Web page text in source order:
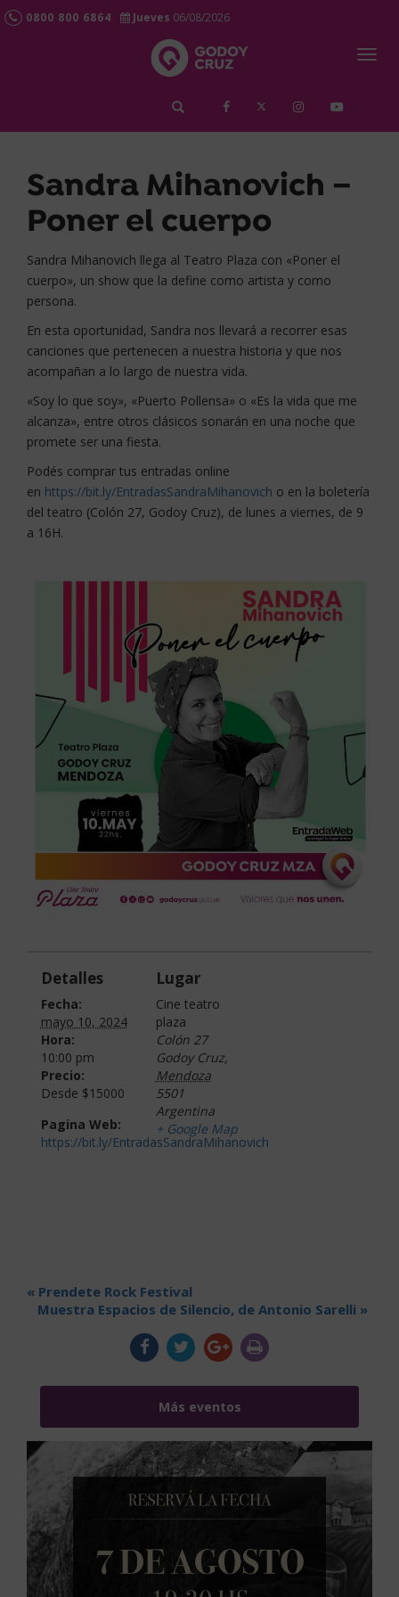
0800 800 6864 Jueves 06/08/2026
Sandra Mihanovich –
Poner el cuerpo
Sandra Mihanovich llega al Teatro Plaza con «Poner el
cuerpo», un show que la define como artista y como
persona.
En esta oportunidad, Sandra nos llevará a recorrer esas
canciones que pertenecen a nuestra historia y que nos
acompañan a lo largo de nuestra vida.
«Soy lo que soy», «Puerto Pollensa» o «Es la vida que me
alcanza», entre otros clásicos sonarán en una noche que
promete ser una fiesta.
Podés comprar tus entradas online
en https://bit.ly/EntradasSandraMihanovich o en la boletería
del teatro (Colón 27, Godoy Cruz), de lunes a viernes, de 9
a 16H.
Detalles
Fecha:
mayo 10, 2024
Hora:
10:00 pm
Precio:
Desde $15000
Pagina Web:
https://bit.ly/EntradasSandraMihanovich
Lugar
Cine teatro
plaza
Colón 27
Godoy Cruz,
Mendoza
5501
Argentina
+ Google Map
« Prendete Rock Festival
Muestra Espacios de Silencio, de Antonio Sarelli »
Más eventos